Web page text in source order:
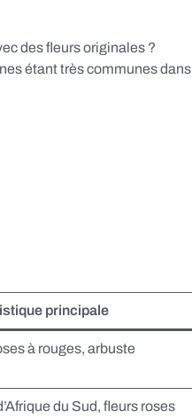
des fleurs originales ?
étant très communes dans
principale
à rouges, arbuste
du Sud, fleurs roses